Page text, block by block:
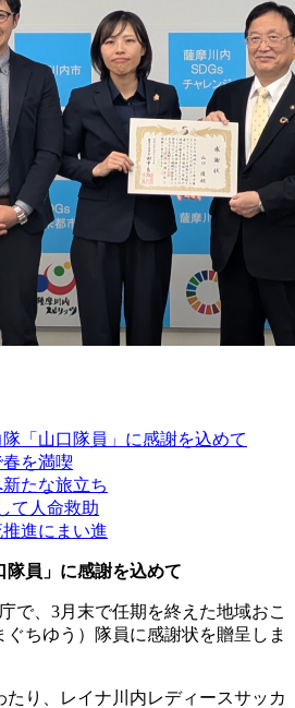
「山口隊員」に感謝を込めて
を満喫
たな旅立ち
て人命救助
進にまい進
隊員」に感謝を込めて
で、3月末で任期を終えた地域おこ
ぐちゆう）隊員に感謝状を贈呈しま
たり、レイナ川内レディースサッカ